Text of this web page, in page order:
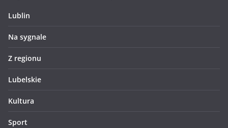
Lublin
Na sygnale
Z regionu
Lubelskie
Kultura
Sport